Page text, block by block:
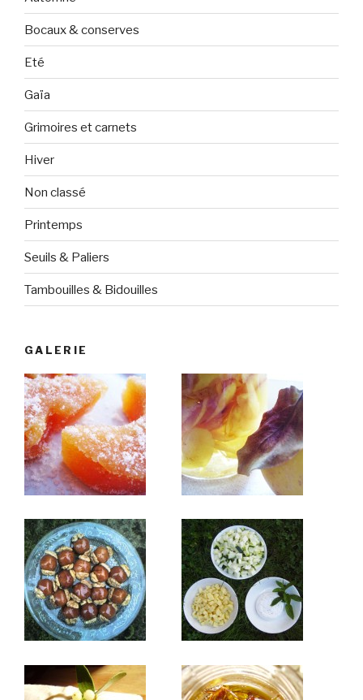
Bocaux & conserves
Eté
Gaïa
Grimoires et carnets
Hiver
Non classé
Printemps
Seuils & Paliers
Tambouilles & Bidouilles
GALERIE